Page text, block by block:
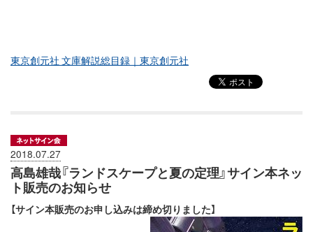
東京創元社 文庫解説総目録｜東京創元社
2018.07.27
高島雄哉『ランドスケープと夏の定理』サイン本ネッ
ト販売のお知らせ
【サイン本販売のお申し込みは締め切りました】